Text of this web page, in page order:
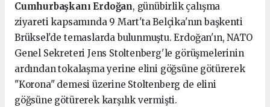
Cumhurbaşkanı Erdoğan, günübirlik çalışma
ziyareti kapsamında 9 Mart'ta Belçika'nın başkenti
Brüksel'de temaslarda bulunmuştu. Erdoğan'ın, NATO
Genel Sekreteri Jens Stoltenberg'le görüşmelerinin
ardından tokalaşma yerine elini göğsüne götürerek
"Korona" demesi üzerine Stoltenberg de elini
göğsüne götürerek karşılık vermişti.